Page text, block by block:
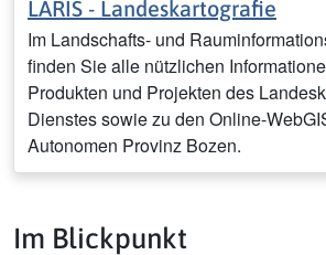
LARIS - Landeskartografie
Im Landschafts- und
finden Sie alle nützlichen
Produkten und Projekten des
Dienstes sowie zu den Online-
Autonomen Provinz Bozen.
Im Blickpunkt